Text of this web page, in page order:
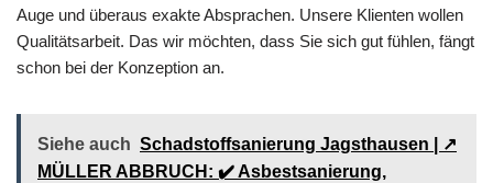
Auge und überaus exakte Absprachen. Unsere Klienten wollen
Qualitätsarbeit. Das wir möchten, dass Sie sich gut fühlen, fängt
schon bei der Konzeption an.
Siehe auch Schadstoffsanierung Jagsthausen | ↗️
MÜLLER ABBRUCH: ✔️ Asbestsanierung,